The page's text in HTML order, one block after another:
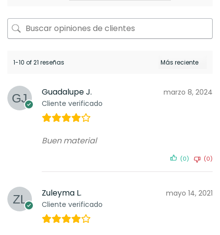
1-10 of 21 reseñas
Guadalupe J.
Cliente verificado
marzo 8, 2024
Buen material
(0) (0)
Zuleyma L.
Cliente verificado
mayo 14, 2021